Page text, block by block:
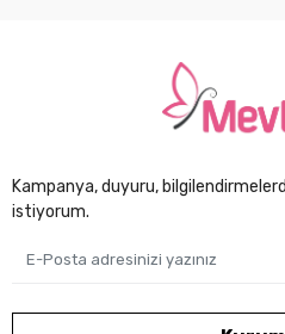
Kampanya, duyuru,
istiyorum.